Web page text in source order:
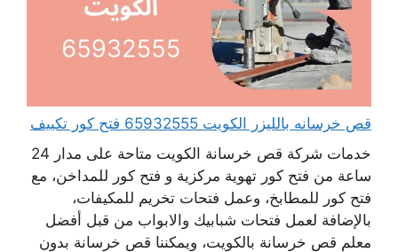
قص خرسانه بالليزر الكويت 65932555 فتح كور تكييف
خدمات شركة قص خرسانة الكويت متاحة على مدار 24
ساعة من فتح كور تهوية مركزية و فتح كور للمداخن، مع
فتح كور للمطابخ، وعمل فتحات تخريم للمكيفات،
بالإضافة لعمل فتحات شبابيك والابواب من قبل أفضل
معلم قص خرسانة بالكويت، ويمكننا قص خرسانة بدون